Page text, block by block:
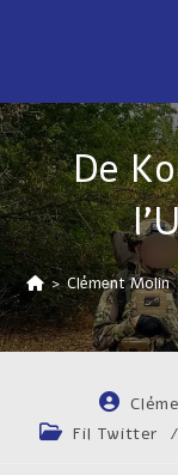
De
> Clément Molin
Auteur/
de
la
PostFil Twitter /